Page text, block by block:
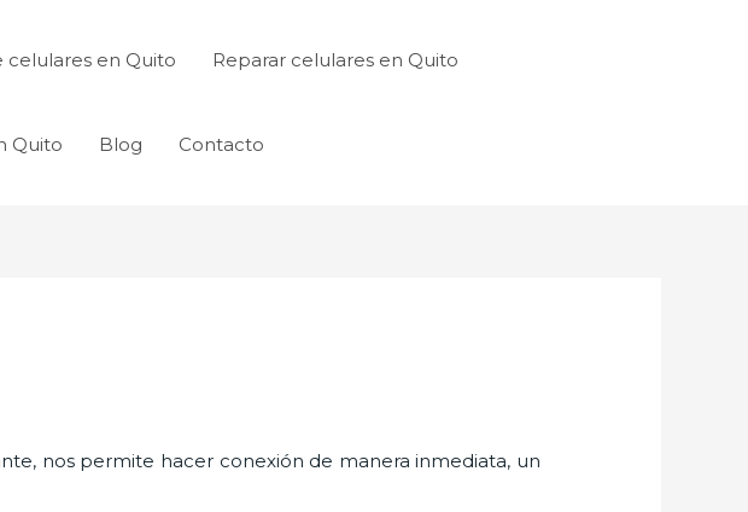
celulares en Quito Reparar celulares en Quito
Quito Blog Contacto
nos permite hacer conexión de manera inmediata, un